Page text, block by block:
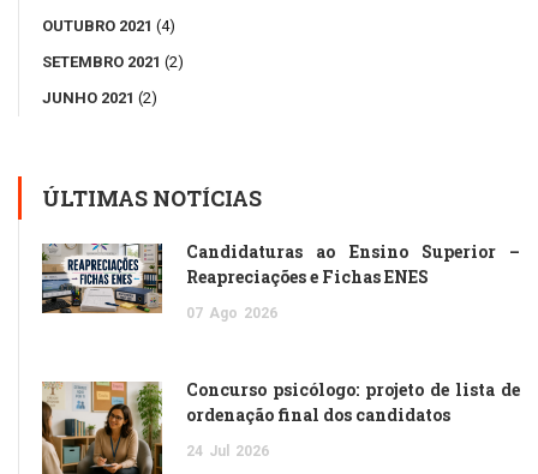
OUTUBRO 2021 (4)
SETEMBRO 2021 (2)
JUNHO 2021 (2)
ÚLTIMAS NOTÍCIAS
Candidaturas ao Ensino Superior –
Reapreciações e Fichas ENES
07 Ago 2026
Concurso psicólogo: projeto de lista de
ordenação final dos candidatos
24 Jul 2026